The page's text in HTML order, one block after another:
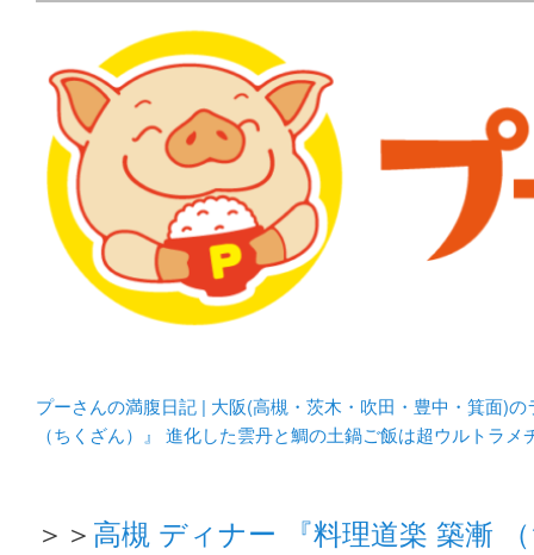
プーさんの満腹日記 |
豊中・箕面)のランチ＆
化してます。
プーさんの満腹日記 | 大阪(高槻・茨木・吹田・豊中・箕面)
（ちくざん）』 進化した雲丹と鯛の土鍋ご飯は超ウルトラメ
＞＞ 高槻 ディナー 『料理道楽 築漸